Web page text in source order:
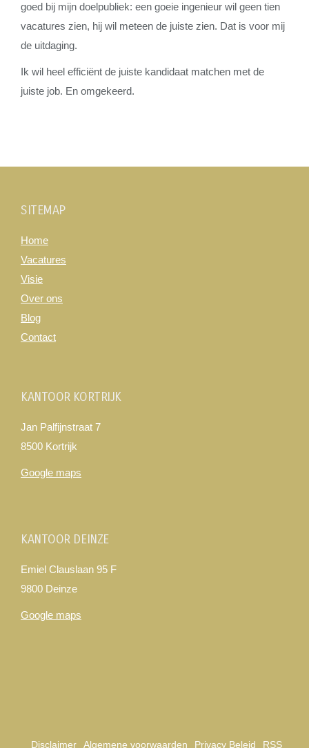
goed bij mijn doelpubliek: een goeie ingenieur wil geen tien
vacatures zien, hij wil meteen de juiste zien. Dat is voor mij
de uitdaging.
Ik wil heel efficiënt de juiste kandidaat matchen met de
juiste job. En omgekeerd.
SITEMAP
Home
Vacatures
Visie
Over ons
Blog
Contact
KANTOOR KORTRIJK
Jan Palfijnstraat 7
8500 Kortrijk
Google maps
KANTOOR DEINZE
Emiel Clauslaan 95 F
9800 Deinze
Google maps
Disclaimer Algemene voorwaarden Privacy Beleid RSS